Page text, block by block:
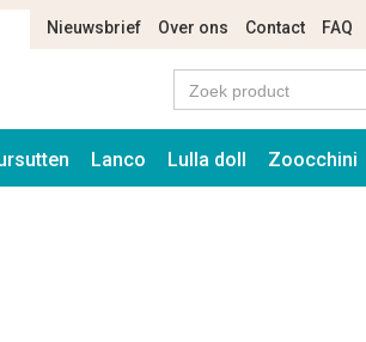
Nieuwsbrief Over ons Contact FAQ
Lanco Lulla doll Zoocchini